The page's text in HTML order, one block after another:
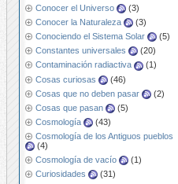
Conocer el Universo
(3)
Conocer la Naturaleza
(3)
Conociendo el Sistema Solar
(5)
Constantes universales
(20)
Contaminación radiactiva
(1)
Cosas curiosas
(46)
Cosas que no deben pasar
(2)
Cosas que pasan
(5)
Cosmología
(43)
Cosmología de los Antiguos pueblos
(4)
Cosmología de vacío
(1)
Curiosidades
(31)